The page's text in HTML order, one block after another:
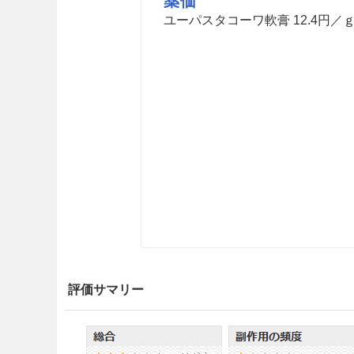
ユーパスタコーワ軟膏 12.4円／
評価サマリー